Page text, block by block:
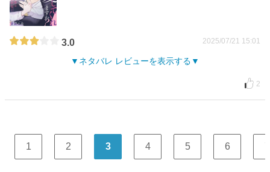
3.0 2025/07/21 15:01
ネタバレ レビューを表示する
2
1 2 3 4 5 6 7